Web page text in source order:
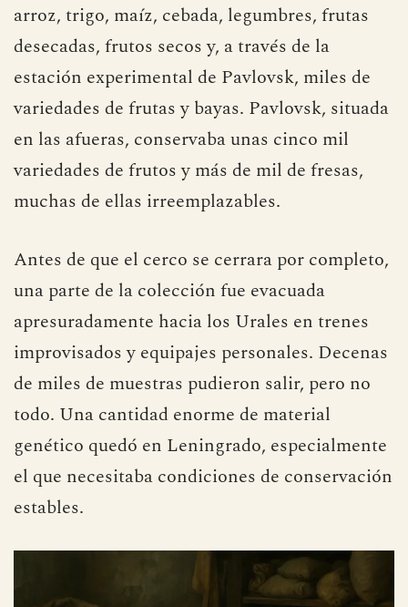
arroz, trigo, maíz, cebada, legumbres, frutas
desecadas, frutos secos y, a través de la
estación experimental de Pavlovsk, miles de
variedades de frutas y bayas. Pavlovsk, situada
en las afueras, conservaba unas cinco mil
variedades de frutos y más de mil de fresas,
muchas de ellas irreemplazables.
Antes de que el cerco se cerrara por completo,
una parte de la colección fue evacuada
apresuradamente hacia los Urales en trenes
improvisados y equipajes personales. Decenas
de miles de muestras pudieron salir, pero no
todo. Una cantidad enorme de material
genético quedó en Leningrado, especialmente
el que necesitaba condiciones de conservación
estables.